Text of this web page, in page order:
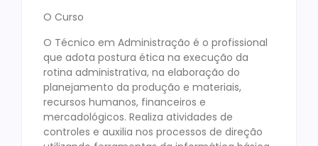
O Curso
O Técnico em Administração é o profissional
que adota postura ética na execução da
rotina administrativa, na elaboração do
planejamento da produção e materiais,
recursos humanos, financeiros e
mercadológicos. Realiza atividades de
controles e auxilia nos processos de direção